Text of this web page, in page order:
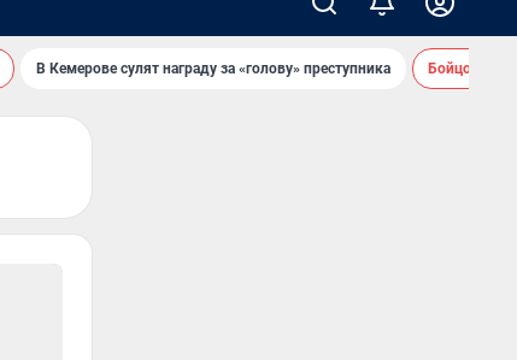
В Кемерове сулят награду за «голову» преступника Бойцовский